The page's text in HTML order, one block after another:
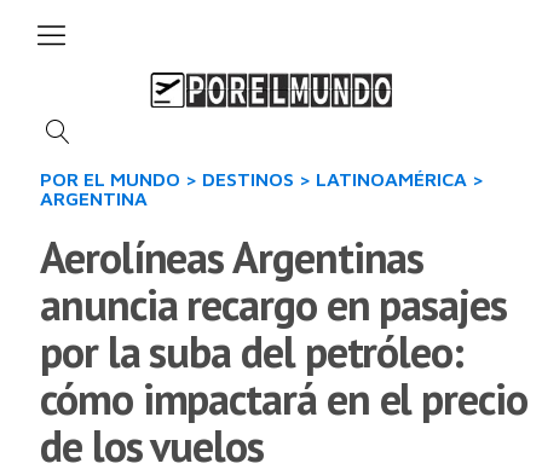
POR EL MUNDO > DESTINOS > LATINOAMÉRICA >
ARGENTINA
Aerolíneas Argentinas
anuncia recargo en pasajes
por la suba del petróleo:
cómo impactará en el precio
de los vuelos